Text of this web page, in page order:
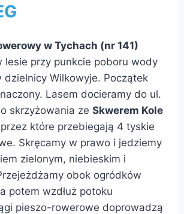
w Tychach (nr 141)
lesie przy punkcie poboru wody
dzielnicy Wilkowyje. Początek
Lasem docieramy do ul.
skrzyżowania ze Skwerem Kole
które przebiegają 4 tyskie
Skręcamy w prawo i jedziemy
zielonym, niebieskim i
obok ogródków
potem wzdłuż potoku
pieszo-rowerowe doprowadzą